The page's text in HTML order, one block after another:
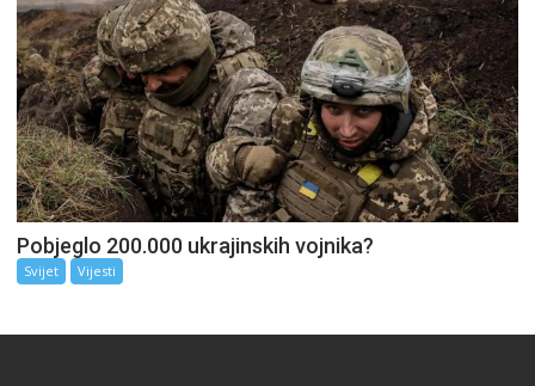
Pobjeglo 200.000 ukrajinskih vojnika?
Svijet Vijesti